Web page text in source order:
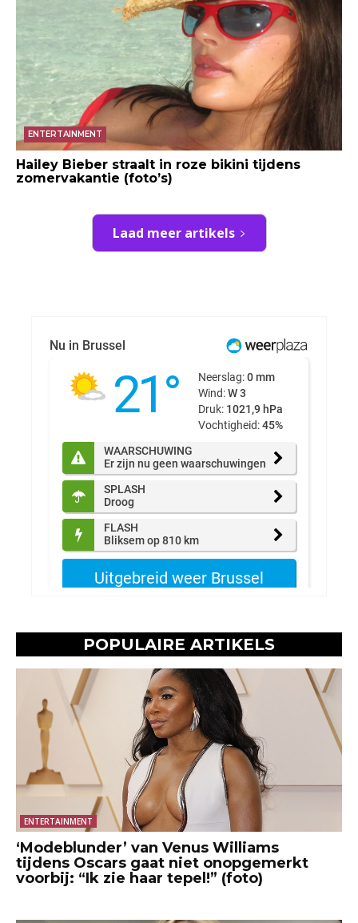
ENTERTAINMENT
Hailey Bieber straalt in roze bikini tijdens
zomervakantie (foto’s)
Laad meer artikels
POPULAIRE ARTIKELS
ENTERTAINMENT
‘Modeblunder’ van Venus Williams
tijdens Oscars gaat niet onopgemerkt
voorbij: “Ik zie haar tepel!” (foto)